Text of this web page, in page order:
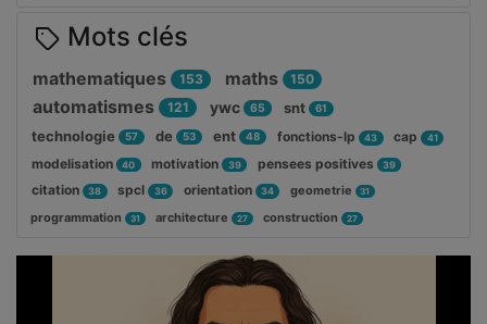
Mots clés
mathematiques 153 maths 150
automatismes 121 ywc 65 snt 61
technologie 57 de 53 ent 48 fonctions-lp 43 cap 41
modelisation 40 motivation 39 pensees positives 39
citation 38 spcl 36 orientation 34 geometrie 31
programmation 31 architecture 27 construction 27